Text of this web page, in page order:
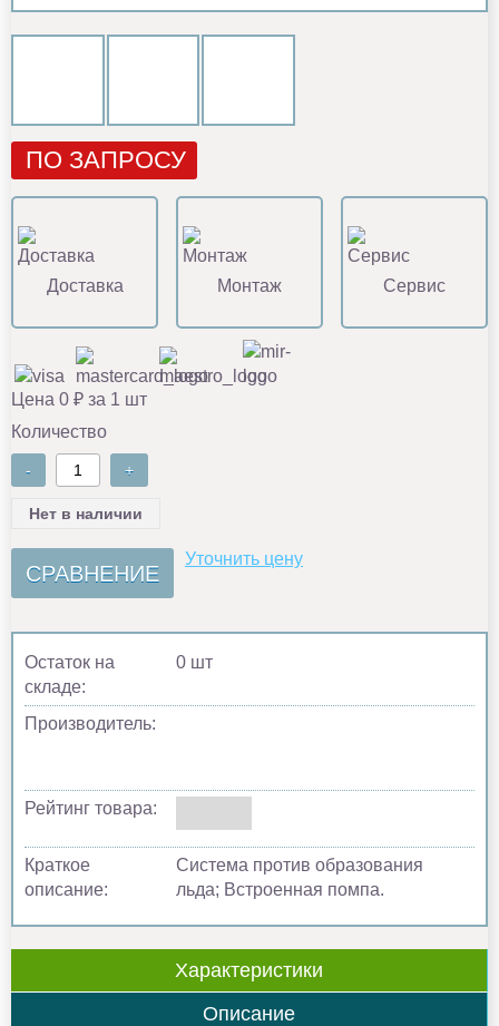
ПО ЗАПРОСУ
Доставка Монтаж Сервис
Цена 0 ₽ за 1 шт
Количество
- +
Нет в наличии
СРАВНЕНИЕ
Уточнить цену
Остаток на
складе:
0 шт
Производитель:
Рейтинг товара:
Краткое
описание:
Система против образования
льда; Встроенная помпа.
Характеристики
Описание